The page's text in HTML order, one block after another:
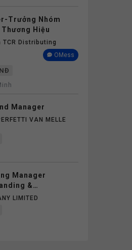
Trưởng Nhóm
Hiệu
TCR Distributing
OMess
Manager
VAN MELLE
Manager
&
LIMITED